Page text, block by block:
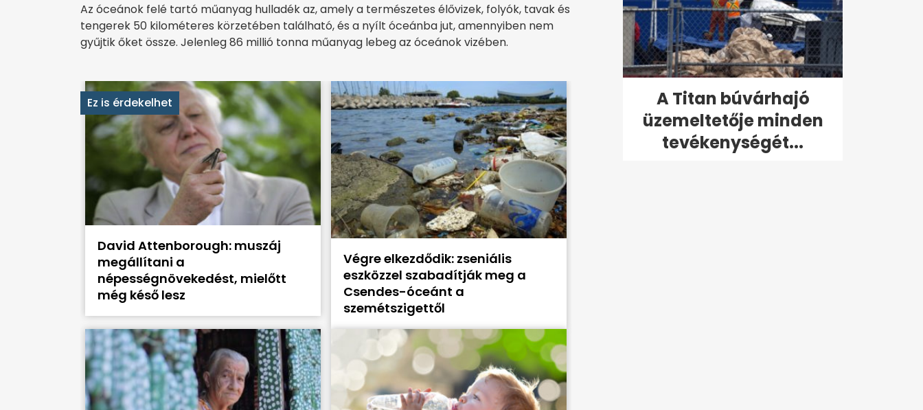
Az óceánok felé tartó műanyag hulladék az, amely a természetes élővizek, folyók, tavak és
tengerek 50 kilométeres körzetében található, és a nyílt óceánba jut, amennyiben nem
gyűjtik őket össze. Jelenleg 86 millió tonna műanyag lebeg az óceánok vizében.
Ez is érdekelhet
David Attenborough: muszáj
megállítani a
népességnövekedést, mielőtt
még késő lesz
Végre elkezdődik: zseniális
eszközzel szabadítják meg a
Csendes-óceánt a
szemétszigettől
A Titan búvárhajó
üzemeltetője minden
tevékenységét...